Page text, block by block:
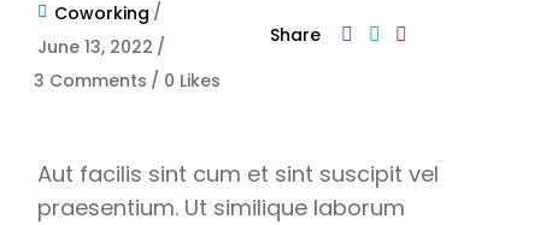
Coworking
June 13, 2022
3 Comments
0 Likes
Share
Aut facilis sint cum et sint suscipit vel
praesentium. Ut similique laborum